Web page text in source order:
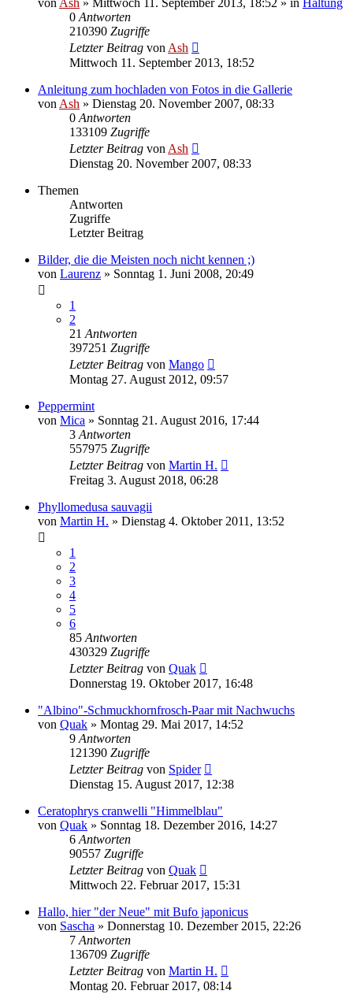
0 Antworten
210390 Zugriffe
Letzter Beitrag von Ash
Mittwoch 11. September 2013, 18:52
Anleitung zum hochladen von Fotos in die Gallerie
von Ash » Dienstag 20. November 2007, 08:33
0 Antworten
133109 Zugriffe
Letzter Beitrag von Ash
Dienstag 20. November 2007, 08:33
Themen
Antworten
Zugriffe
Letzter Beitrag
Bilder, die die Meisten noch nicht kennen ;)
von Laurenz » Sonntag 1. Juni 2008, 20:49
1
2
21 Antworten
397251 Zugriffe
Letzter Beitrag von Mango
Montag 27. August 2012, 09:57
Peppermint
von Mica » Sonntag 21. August 2016, 17:44
3 Antworten
557975 Zugriffe
Letzter Beitrag von Martin H.
Freitag 3. August 2018, 06:28
Phyllomedusa sauvagii
von Martin H. » Dienstag 4. Oktober 2011, 13:52
1
2
3
4
5
6
85 Antworten
430329 Zugriffe
Letzter Beitrag von Quak
Donnerstag 19. Oktober 2017, 16:48
"Albino"-Schmuckhornfrosch-Paar mit Nachwuchs
von Quak » Montag 29. Mai 2017, 14:52
9 Antworten
121390 Zugriffe
Letzter Beitrag von Spider
Dienstag 15. August 2017, 12:38
Ceratophrys cranwelli "Himmelblau"
von Quak » Sonntag 18. Dezember 2016, 14:27
6 Antworten
90557 Zugriffe
Letzter Beitrag von Quak
Mittwoch 22. Februar 2017, 15:31
Hallo, hier "der Neue" mit Bufo japonicus
von Sascha » Donnerstag 10. Dezember 2015, 22:26
7 Antworten
136709 Zugriffe
Letzter Beitrag von Martin H.
Montag 20. Februar 2017, 08:14